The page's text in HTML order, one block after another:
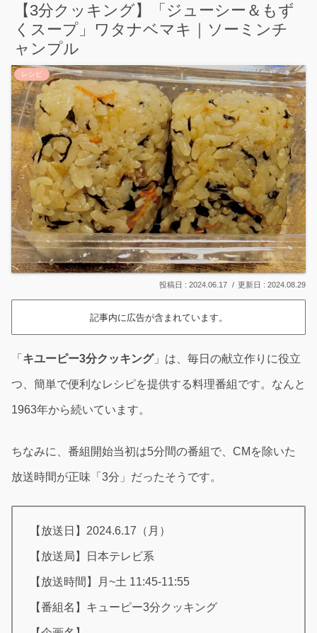
【3分クッキング】「ジューシー＆もず
くスープ」ワタナベマキ｜ソーミンチ
ャンプル
レシピ
2024.06.17 2024.08.29
記事内に広告が含まれています。
「 キユーピー3分クッキング」は、毎日の献立作りに役立
つ、簡単で便利なレシピを提供する料理番組です。なんと
1963年から続いています。
ちなみに、番組開始当初は5分間の番組で、CMを除いた
放送時間が正味「3分」だったそうです。
【放送日】2024.6.17（月）
【放送局】日本テレビ系
【放送時間】月~土 11:45-11:55
【番組名】キューピー3分クッキング